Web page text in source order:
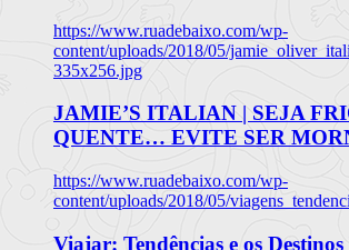
https://www.ruadebaixo.com/wp-
content/uploads/2018/05/
335x256.jpg
JAMIE’S ITALIAN | SEJA
QUENTE… EVITE SER
https://www.ruadebaixo.com/wp-
content/uploads/2018/05/
Viajar: Tendências e os